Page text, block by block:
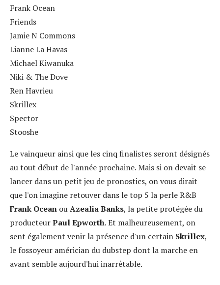
Frank Ocean
Friends
Jamie N Commons
Lianne La Havas
Michael Kiwanuka
Niki & The Dove
Ren Havrieu
Skrillex
Spector
Stooshe
Le vainqueur ainsi que les cinq finalistes seront désignés
au tout début de l'année prochaine. Mais si on devait se
lancer dans un petit jeu de pronostics, on vous dirait
que l'on imagine retouver dans le top 5 la perle R&B
Frank Ocean ouAzealia Banks, la petite protégée du
producteurPaul Epworth. Et malheureusement, on
sent également venir la présence d'un certain Skrillex,
le fossoyeur américian du dubstep dont la marche en
avant semble aujourd'hui inarrêtable.